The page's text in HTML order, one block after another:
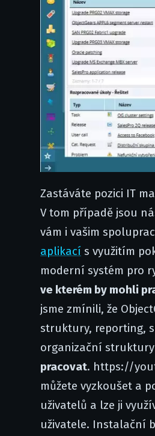
Zastáváte pozici IT
V tom případě jsou
vám i vašim
aplikací s využitím
moderní systém pro
ve kterém by mohli
jsme zmínili, že
struktury, reporting,
organizační
pracovat. https://
můžete vyzkoušet a
uživatelů a lze ji
uživatele. Instalační